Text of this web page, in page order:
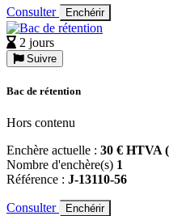
Consulter Enchérir
2 jours
Suivre
Bac de rétention
Hors contenu
Enchère actuelle : 30 € HTVA
Nombre d'enchère(s) 1
Référence : J-13110-56
Consulter Enchérir